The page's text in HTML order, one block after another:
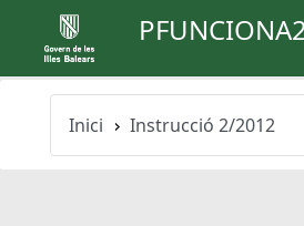
Inici Instrucció 2/2012